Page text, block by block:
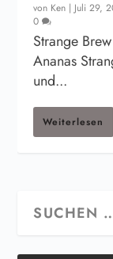
von Ken | Juli 29,
0
Strange
Ananas
und...
Weiterlesen